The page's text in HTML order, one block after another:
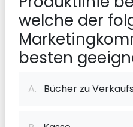
welche der
besten
A. Bücher zu